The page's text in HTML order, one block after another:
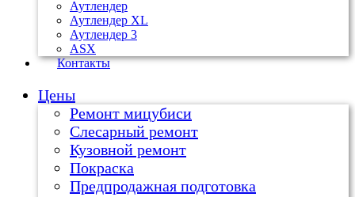
Аутлендер
Аутлендер ХL
Аутлендер 3
ASX
Контакты
Цены
Ремонт мицубиси
Слесарный ремонт
Кузовной ремонт
Покраска
Предпродажная подготовка